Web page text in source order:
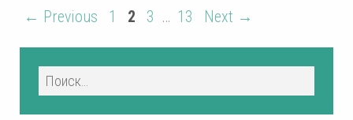
← Previous 1 2 3 … 13 Next →